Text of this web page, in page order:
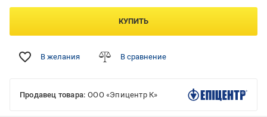
КУПИТЬ
В желания В сравнение
Продавец товара: ООО «Эпицентр К»